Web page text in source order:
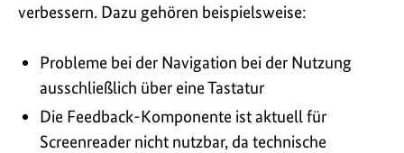
verbessern. Dazu gehören beispielsweise:
Probleme bei der Navigation bei der Nutzung
ausschließlich über eine Tastatur
Die Feedback-Komponente ist aktuell für
Screenreader nicht nutzbar, da technische